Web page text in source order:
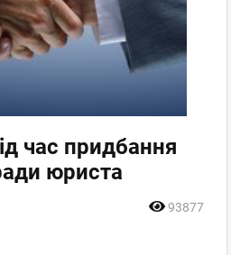
час придбання
юриста
93877